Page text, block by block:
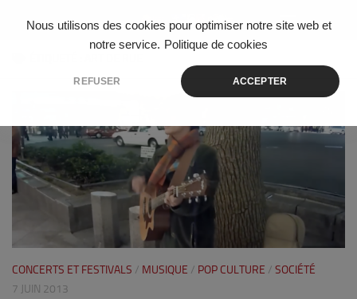
Nous utilisons des cookies pour optimiser notre site web et
notre service. Politique de cookies
REFUSER ACCEPTER
Skip to content
CONCERTS ET FESTIVALS / MUSIQUE / POP CULTURE / SOCIÉTÉ
7 JUIN 2013